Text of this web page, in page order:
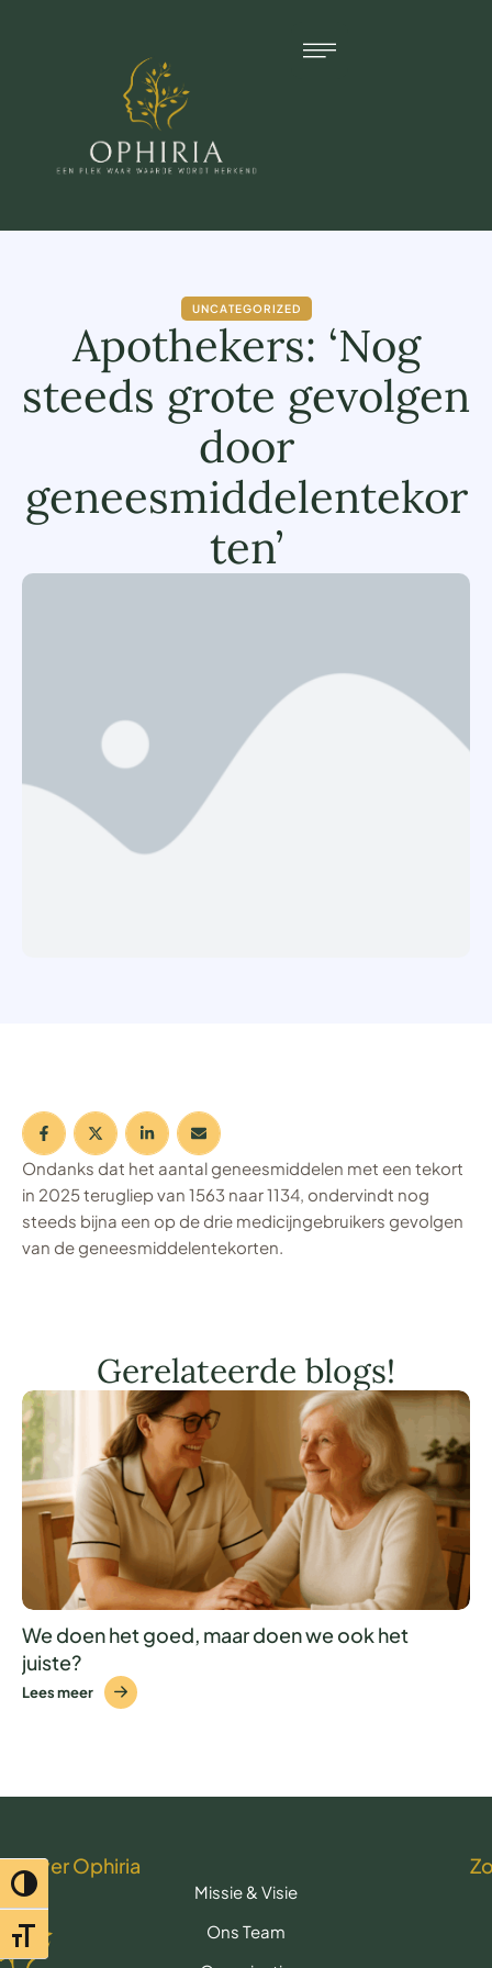
Toggle hoog contrast
Toggle lettertypegrootte
UNCATEGORIZED
Apothekers: ‘Nog
steeds grote gevolgen
door
geneesmiddelentekor
ten’
Ondanks dat het aantal geneesmiddelen met een tekort
in 2025 terugliep van 1563 naar 1134, ondervindt nog
steeds bijna een op de drie medicijngebruikers gevolgen
van de geneesmiddelentekorten.
Gerelateerde blogs!
We doen het goed, maar doen we ook het
juiste?
Lees meer
Over Ophiria
Missie & Visie
Ons Team